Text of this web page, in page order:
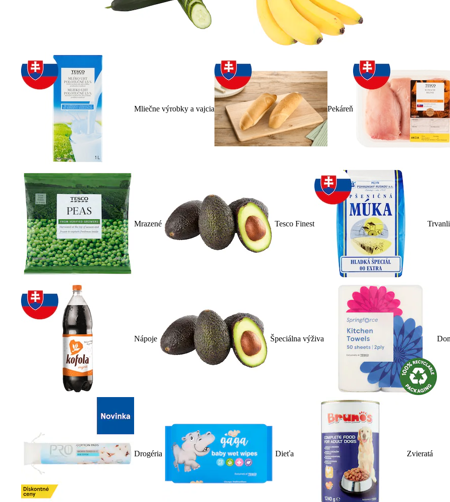
Mliečne výrobky a vajcia Pekáreň
Mrazené Tesco Finest
Nápoje Špeciálna výživa
Drogéria Dieťa Zvieratá